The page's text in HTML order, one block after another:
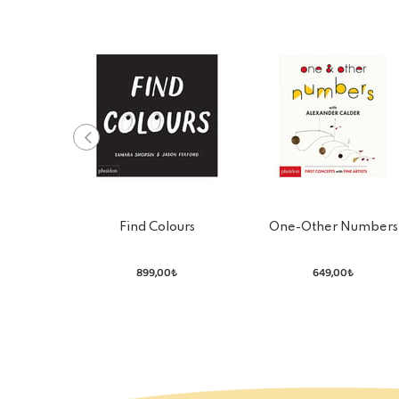
Find Colours
899,00₺
One-Other Numbers
649,00₺